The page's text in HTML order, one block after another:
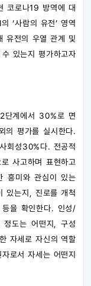
코로나19 방역에 대
‘사람의 유전’ 영역
유전의 우열 관계 및
있는지 평가하고자
단계에서 30%로 면
의 평가를 실시한다.
회성30%다. 전공적
사고하며 표현하고
흥미와 관심이 있는
있는지, 진로를 개척
등을 확인한다. 인성/
정도는 어떤지, 구성
자세로 자신의 역할
로서 자세는 어떤지